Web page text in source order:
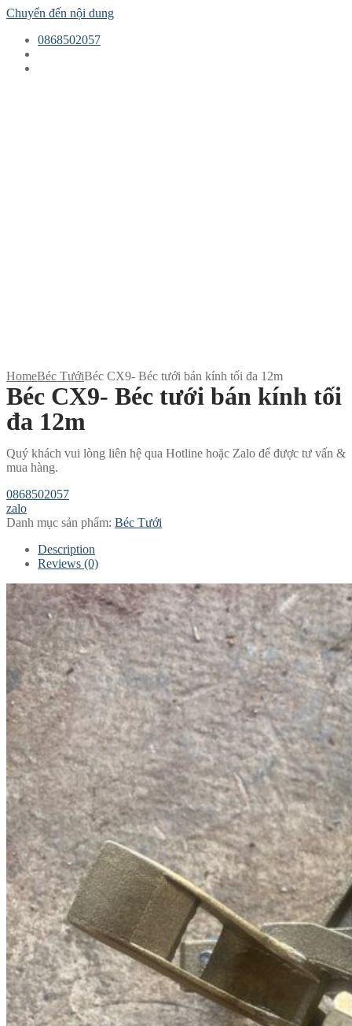
Chuyển đến nội dung
0868502057
HomeBéc TướiBéc CX9- Béc tưới bán kính tối đa 12m
Béc CX9- Béc tưới bán kính tối
đa 12m
Quý khách vui lòng liên hệ qua Hotline hoặc Zalo để được tư vấn &
mua hàng.
0868502057
zalo
Danh mục sản phẩm: Béc Tưới
Description
Reviews (0)